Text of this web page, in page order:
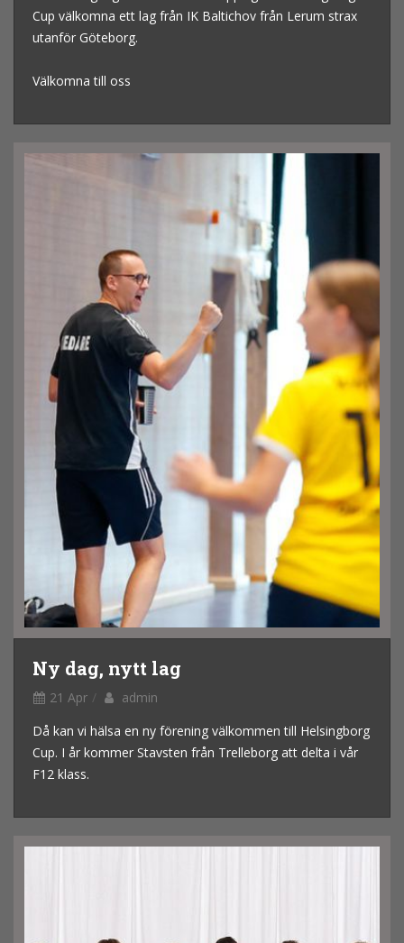
Cup välkomna ett lag från IK Baltichov från Lerum strax
utanför Göteborg.
Välkomna till oss
Ny dag, nytt lag
21 Apr
admin
Då kan vi hälsa en ny förening välkommen till Helsingborg
Cup. I år kommer Stavsten från Trelleborg att delta i vår
F12 klass.